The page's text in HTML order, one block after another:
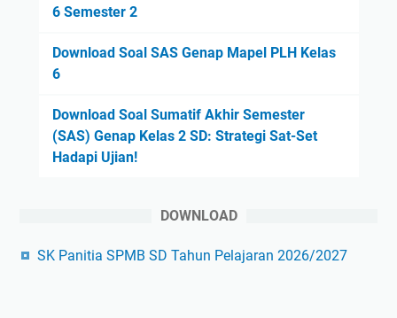
6 Semester 2
Download Soal SAS Genap Mapel PLH Kelas
6
Download Soal Sumatif Akhir Semester
(SAS) Genap Kelas 2 SD: Strategi Sat-Set
Hadapi Ujian!
DOWNLOAD
SK Panitia SPMB SD Tahun Pelajaran 2026/2027